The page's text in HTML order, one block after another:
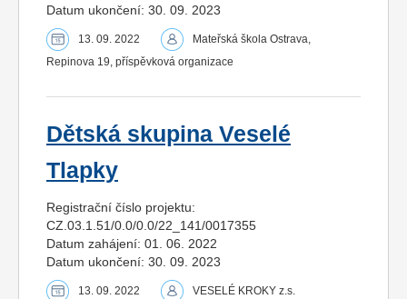
Datum ukončení: 30. 09. 2023
13. 09. 2022
Mateřská škola Ostrava,
Repinova 19, příspěvková organizace
Dětská skupina Veselé
Tlapky
Registrační číslo projektu:
CZ.03.1.51/0.0/0.0/22_141/0017355
Datum zahájení: 01. 06. 2022
Datum ukončení: 30. 09. 2023
13. 09. 2022 VESELÉ KROKY z.s.